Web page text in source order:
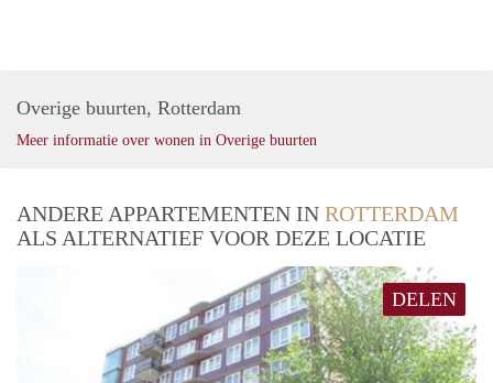
Overige buurten, Rotterdam
Meer informatie over wonen in Overige buurten
ANDERE APPARTEMENTEN IN ROTTERDAM
ALS ALTERNATIEF VOOR DEZE LOCATIE
DELEN